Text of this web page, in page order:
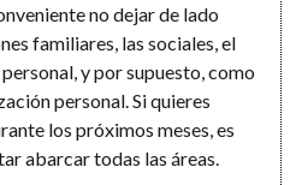
no dejar de lado
familiares, las sociales, el
y por supuesto, como
personal. Si quieres
los próximos meses, es
abarcar todas las áreas.